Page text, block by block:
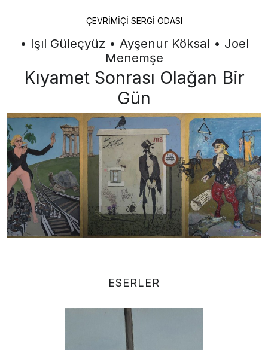
ÇEVRIMIÇI SERGI ODASI
• Işıl Güleçyüz • Ayşenur Köksal • Joel
Menemşe
Kıyamet Sonrası Olağan Bir
Gün
ESERLER